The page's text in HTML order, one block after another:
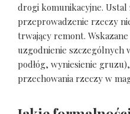
drogi komunikacyjne.
przeprowadzenie rzeczy
trwający remont.
uzgodnienie szczególnych
podłóg, wyniesienie
przechowania rzeczy w